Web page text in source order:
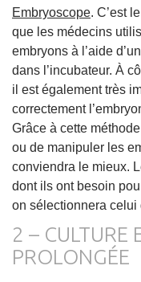
Embryoscope. C’est
que les médecins
embryons à l’aide
dans l’incubateur. À
il est également très
correctement
Grâce à cette
ou de manipuler les
conviendra le mieux.
dont ils ont besoin
on sélectionnera celui
2 – CULTURE
PROLONGÉE